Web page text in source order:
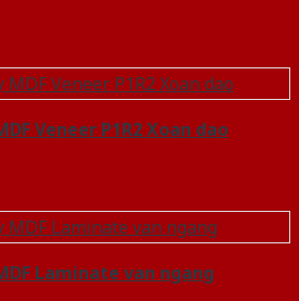
Veneer P1R2 Xoan dao
Laminate van ngang